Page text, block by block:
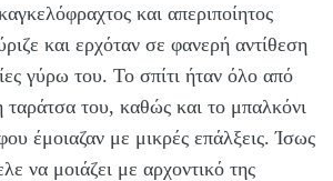
και απεριποίητος
και ερχόταν σε φανερή αντίθεση
γύρω του. Το σπίτι ήταν όλο από
ταράτσα του, καθώς και το μπαλκόνι
έμοιαζαν με μικρές επάλξεις. Ίσως
να μοιάζει με αρχοντικό της